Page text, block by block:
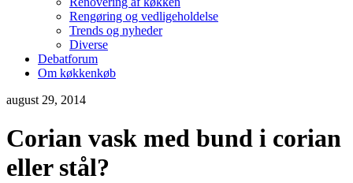
Rengøring og vedligeholdelse
Trends og nyheder
Diverse
Debatforum
Om køkkenkøb
august 29, 2014
Corian vask med bund i corian
eller stål?